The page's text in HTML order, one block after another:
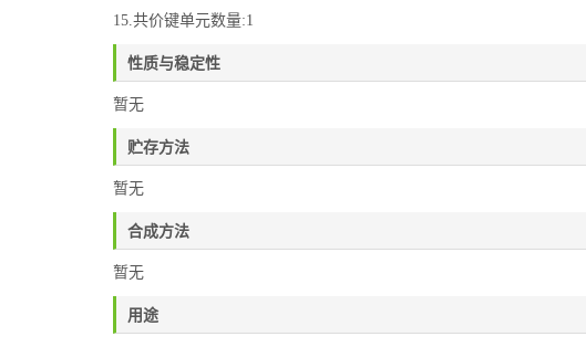
15.共价键单元数量:1
性质与稳定性
暂无
贮存方法
暂无
合成方法
暂无
用途